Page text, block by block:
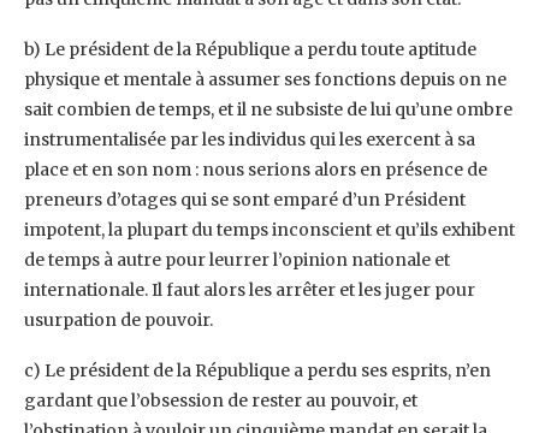
b) Le président de la République a perdu toute aptitude
physique et mentale à assumer ses fonctions depuis on ne
sait combien de temps, et il ne subsiste de lui qu’une ombre
instrumentalisée par les individus qui les exercent à sa
place et en son nom : nous serions alors en présence de
preneurs d’otages qui se sont emparé d’un Président
impotent, la plupart du temps inconscient et qu’ils exhibent
de temps à autre pour leurrer l’opinion nationale et
internationale. Il faut alors les arrêter et les juger pour
usurpation de pouvoir.
c) Le président de la République a perdu ses esprits, n’en
gardant que l’obsession de rester au pouvoir, et